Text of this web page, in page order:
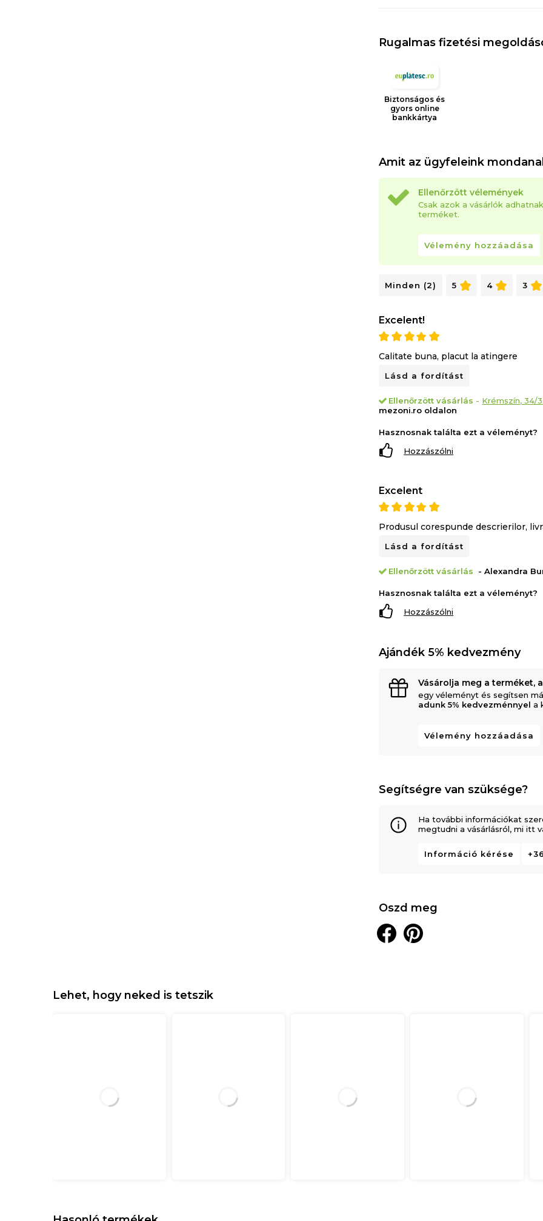
Rugalmas fizetési
Biztonságos és
gyors online
bankkártya
Amit az ügyfeleink
Ellenőrzött vélemények
Csak azok a vásárlók
terméket.
Vélemény hozzáadása
Minden (2) 5 4 3
Excelent!
Calitate buna, placut la atingere
Lásd a fordítást
Ellenőrzött vásárlás - Krémszín, 34/
mezoni.ro oldalon
Hasznosnak találta ezt a véleményt?
Hozzászólni
Excelent
Produsul corespunde descrierilor,
Lásd a fordítást
Ellenőrzött vásárlás - Alexandra
Hasznosnak találta ezt a véleményt?
Hozzászólni
Ajándék 5% kedvezmény
Vásárolja meg a terméket,
egy véleményt és segítsen
adunk 5% kedvezménnyel a
Vélemény hozzáadása
Segítségre van szüksége?
Ha további információkat
megtudni a vásárlásról, mi itt
Információ kérése
Oszd meg
Lehet, hogy neked is tetszik